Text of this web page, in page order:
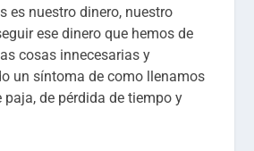
es nuestro dinero, nuestro
ese dinero que hemos de
cosas innecesarias y
un síntoma de como llenamos
paja, de pérdida de tiempo y